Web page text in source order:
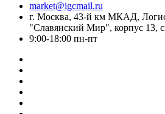
market@igcmail.ru
г. Москва, 43-й км МКАД,
"Славянский Мир", корпус 13,
9:00-18:00 пн-пт